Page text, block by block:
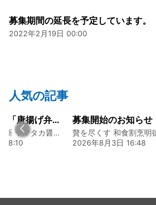
募集期間の延長を予定しています。
2022年2月19日 00:00
人気の記事
大人気メニュー「唐揚げ弁当」のレシピをご紹介します！
130年の伝統と革新 ヤマタカ醤油ファンド
08:10
募集開始のお知らせ
贅を尽くす 和食割烹明
2026年8月3日 16:48